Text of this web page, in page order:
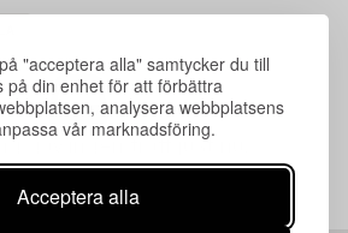
"acceptera alla" samtycker du till
på din enhet för att förbättra
analysera webbplatsens
vår marknadsföring.
Acceptera alla
gav ingen träff just nu.